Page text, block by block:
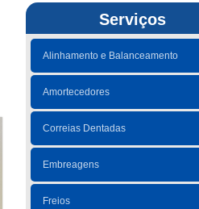
Serviços
Alinhamento e Balanceamento
Amortecedores
Correias Dentadas
Embreagens
Freios